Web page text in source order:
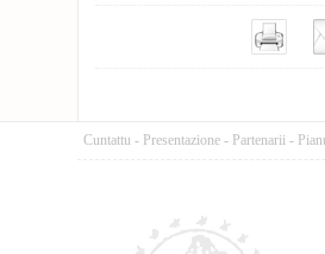
Cuntattu - Presentazione - Partenarii -